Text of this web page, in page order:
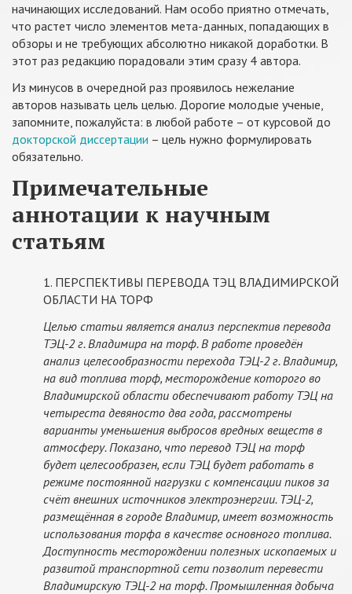
начинающих исследований. Нам особо приятно отмечать,
что растет число элементов мета-данных, попадающих в
обзоры и не требующих абсолютно никакой доработки. В
этот раз редакцию порадовали этим сразу 4 автора.
Из минусов в очередной раз проявилось нежелание
авторов называть цель целью. Дорогие молодые ученые,
запомните, пожалуйста: в любой работе – от курсовой до
докторской диссертации – цель нужно формулировать
обязательно.
Примечательные
аннотации к научным
статьям
1. ПЕРСПЕКТИВЫ ПЕРЕВОДА ТЭЦ ВЛАДИМИРСКОЙ
ОБЛАСТИ НА ТОРФ
Целью статьи является анализ перспектив перевода
ТЭЦ-2 г. Владимира на торф. В работе проведён
анализ целесообразности перехода ТЭЦ-2 г. Владимир,
на вид топлива торф, месторождение которого во
Владимирской области обеспечивают работу ТЭЦ на
четыреста девяносто два года, рассмотрены
варианты уменьшения выбросов вредных веществ в
атмосферу. Показано, что перевод ТЭЦ на торф
будет целесообразен, если ТЭЦ будет работать в
режиме постоянной нагрузки с компенсации пиков за
счёт внешних источников электроэнергии. ТЭЦ-2,
размещённая в городе Владимир, имеет возможность
использования торфа в качестве основного топлива.
Доступность месторождении полезных ископаемых и
развитой транспортной сети позволит перевести
Владимирскую ТЭЦ-2 на торф. Промышленная добыча